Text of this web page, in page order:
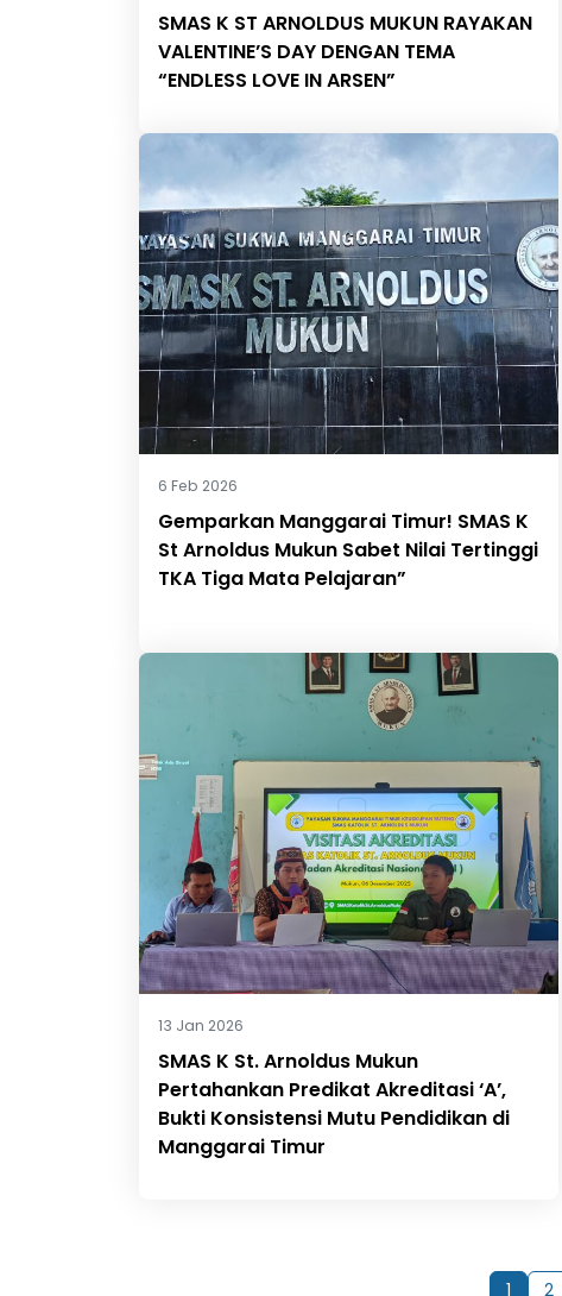
SMAS K ST ARNOLDUS MUKUN RAYAKAN
VALENTINE’S DAY DENGAN TEMA
“ENDLESS LOVE IN ARSEN”
6 Feb 2026
Gemparkan Manggarai Timur! SMAS K
St Arnoldus Mukun Sabet Nilai Tertinggi
TKA Tiga Mata Pelajaran”
13 Jan 2026
SMAS K St. Arnoldus Mukun
Pertahankan Predikat Akreditasi ‘A’,
Bukti Konsistensi Mutu Pendidikan di
Manggarai Timur
1 2